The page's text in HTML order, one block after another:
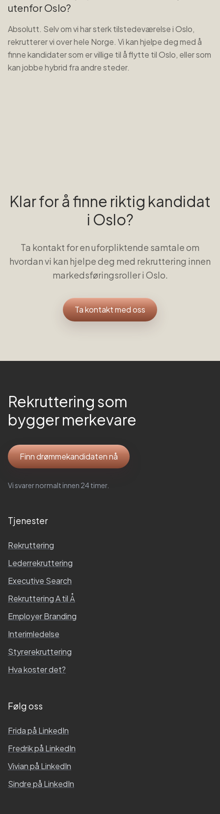
utenfor Oslo?
Absolutt. Selv om vi har sterk tilstedeværelse i Oslo,
rekrutterer vi over hele Norge. Vi kan hjelpe deg med å
finne kandidater som er villige til å flytte til Oslo, eller som
kan jobbe hybrid fra andre steder.
Klar for å finne riktig kandidat
i Oslo?
Ta kontakt for en uforpliktende samtale om
hvordan vi kan hjelpe deg med rekruttering innen
markedsføringsrolleri Oslo.
Ta kontakt med oss
Rekruttering som
bygger merkevare
Finn drømmekandidaten nå
Vi svarer normalt innen 24 timer.
Tjenester
Rekruttering
Lederrekruttering
Executive Search
Rekruttering A til Å
Employer Branding
Interimledelse
Styrerekruttering
Hva koster det?
Følg oss
Fridapå LinkedIn
Fredrikpå LinkedIn
Vivianpå LinkedIn
Sindrepå LinkedIn